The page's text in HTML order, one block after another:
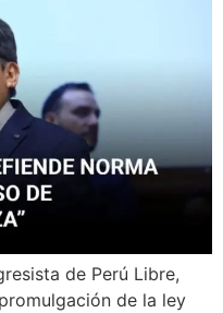
de Perú Libre,
de la ley